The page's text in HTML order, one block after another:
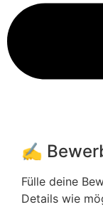
✍️
Fülle deine
Details wie